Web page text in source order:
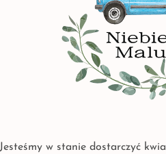
Jesteśmy w stanie dostarczyć